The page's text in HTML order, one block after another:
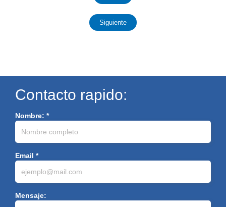
Siguiente
Contacto rapido:
Nombre: *
Email *
Mensaje: